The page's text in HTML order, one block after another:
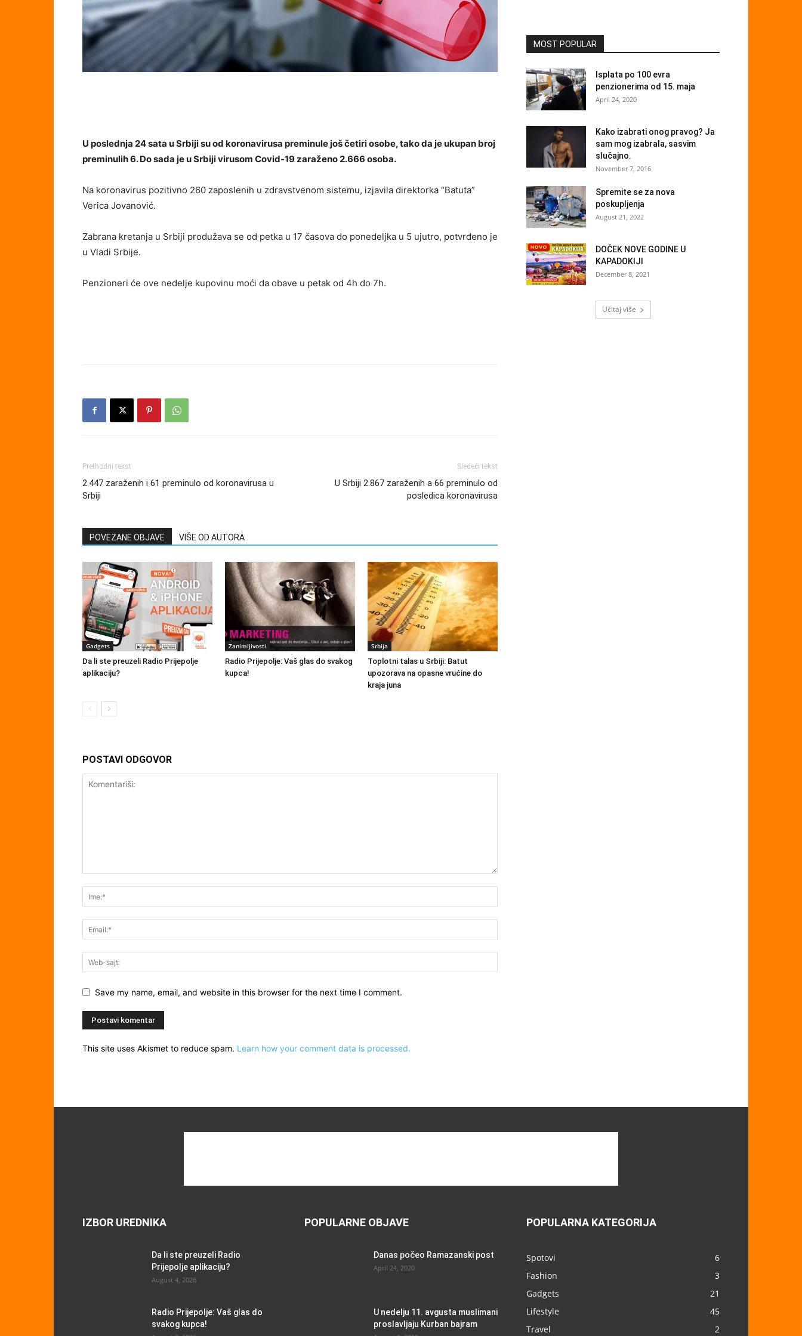
U poslednja 24 sata u Srbiji su od koronavirusa preminule još četiri osobe, tako da je ukupan broj
preminulih 6. Do sada je u Srbiji virusom Covid-19 zaraženo 2.666 osoba.
Na koronavirus pozitivno 260 zaposlenih u zdravstvenom sistemu, izjavila direktorka “Batuta”
Verica Jovanović.
Zabrana kretanja u Srbiji produžava se od petka u 17 časova do ponedeljka u 5 ujutro, potvrđeno je
u Vladi Srbije.
Penzioneri će ove nedelje kupovinu moći da obave u petak od 4h do 7h.
Prethodni tekst
2.447 zaraženih i 61 preminulo od koronavirusa u
Srbiji
Sledeći tekst
U Srbiji 2.867 zaraženih a 66 preminulo od
posledica koronavirusa
POVEZANE OBJAVE VIŠE OD AUTORA
Gadgets
Da li ste preuzeli Radio Prijepolje
aplikaciju?
Zanimljivosti
Radio Prijepolje: Vaš glas do svakog
kupca!
Srbija
Toplotni talas u Srbiji: Batut
upozorava na opasne vrućine do
kraja juna
POSTAVI ODGOVOR
Save my name, email, and website in this browser for the next time I comment.
This site uses Akismet to reduce spam. Learn how your comment data is processed.
MOST POPULAR
Isplata po 100 evra
penzionerima od 15. maja
April 24, 2020
Kako izabrati onog pravog? Ja
sam mog izabrala, sasvim
slučajno.
November 7, 2016
Spremite se za nova
poskupljenja
August 21, 2022
DOČEK NOVE GODINE U
KAPADOKIJI
December 8, 2021
Učitaj više
IZBOR UREDNIKA
Da li ste preuzeli Radio
Prijepolje aplikaciju?
August 4, 2026
Radio Prijepolje: Vaš glas do
svakog kupca!
POPULARNE OBJAVE
Danas počeo Ramazanski post
April 24, 2020
U nedelju 11. avgusta muslimani
proslavljaju Kurban bajram
POPULARNA KATEGORIJA
Spotovi
6
Fashion
3
Gadgets
21
Lifestyle
45
Travel
2